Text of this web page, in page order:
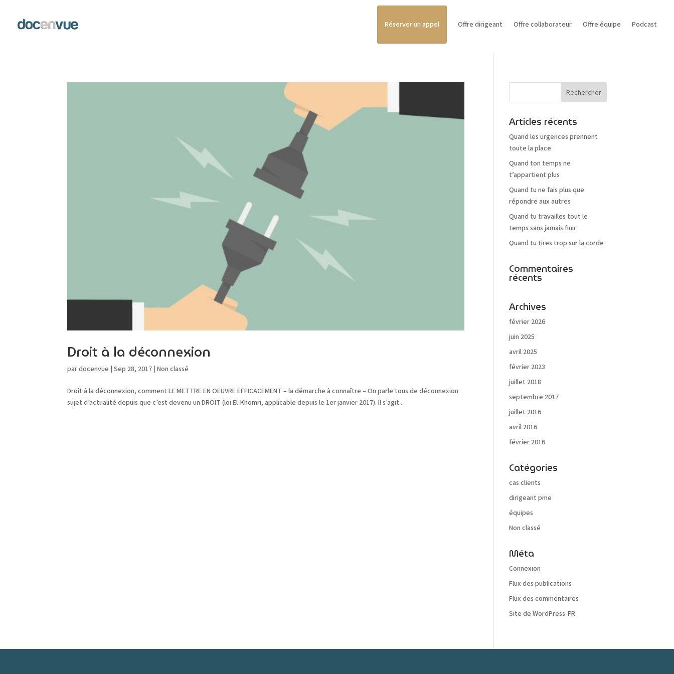
Réserver un appel Offre dirigeant Offre collaborateur Offre équipe Podcast
Droit à la déconnexion
pardocenvue |Sep 28, 2017 |Non classé
Droit à la déconnexion, comment LE METTRE EN OEUVRE EFFICACEMENT – la démarche à connaître – On parle tous de déconnexion
sujet d’actualité depuis que c’est devenu un DROIT (loi El-Khomri, applicable depuis le 1er janvier 2017). Il s’agit...
Articles récents
Quand les urgences prennent
toute la place
Quand ton temps ne
t’appartient plus
Quand tu ne fais plus que
répondre aux autres
Quand tu travailles tout le
temps sans jamais finir
Quand tu tires trop sur la corde
Commentaires
récents
Archives
février 2026
juin 2025
avril 2025
février 2023
juillet 2018
septembre 2017
juillet 2016
avril 2016
février 2016
Catégories
cas clients
dirigeant pme
équipes
Non classé
Méta
Connexion
Flux des publications
Flux des commentaires
Site de WordPress-FR